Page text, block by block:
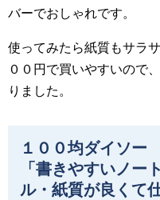
バーでおしゃれです。
使ってみたら紙質もサラ
００円で買いやすいので
りました。
１００均ダイソー
「書きやすいノ
ル・紙質が良くて